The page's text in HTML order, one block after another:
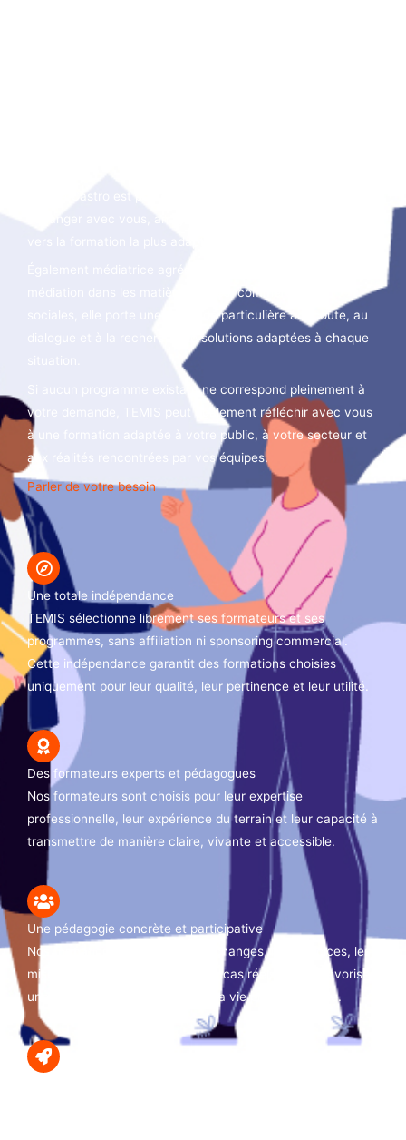
médiation dans les matières civiles, commerciales et
sociales, elle porte une attention particulière à l’écoute, au
dialogue et à la recherche de solutions adaptées à chaque
Si aucun programme existant ne correspond pleinement à
votre demande, TEMIS peut également réfléchir avec vous
à une formation adaptée à votre public, à votre secteur et
aux réalités rencontrées par vos équipes.
Parler de votre besoin
Une totale indépendance
TEMIS sélectionne librement ses formateurs et ses
programmes, sans affiliation ni sponsoring commercial.
Cette indépendance garantit des formations choisies
uniquement pour leur qualité, leur pertinence et leur utilité.
Des formateurs experts et pédagogues
Nos formateurs sont choisis pour leur expertise
professionnelle, leur expérience du terrain et leur capacité à
transmettre de manière claire, vivante et accessible.
Une pédagogie concrète et participative
Nos formations privilégient les échanges, les exercices, les
mises en situation et l’analyse de cas réels afin de favoriser
une application immédiate dans la vie professionnelle.